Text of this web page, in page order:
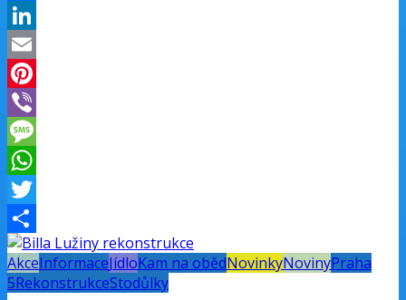
Facebook
LinkedIn
Email
Pinterest
Viber
Message
WhatsApp
Twitter
Share
AkceInformaceJídloKam na obědNovinkyNovinyPraha
5RekonstrukceStodůlky